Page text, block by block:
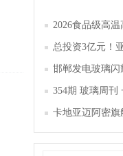
2026食品级高
牌全面解析评测
总投资3亿元！
邯郸发电玻璃闪
354期 玻璃周刊
2026.5.30）
卡地亚迈阿密